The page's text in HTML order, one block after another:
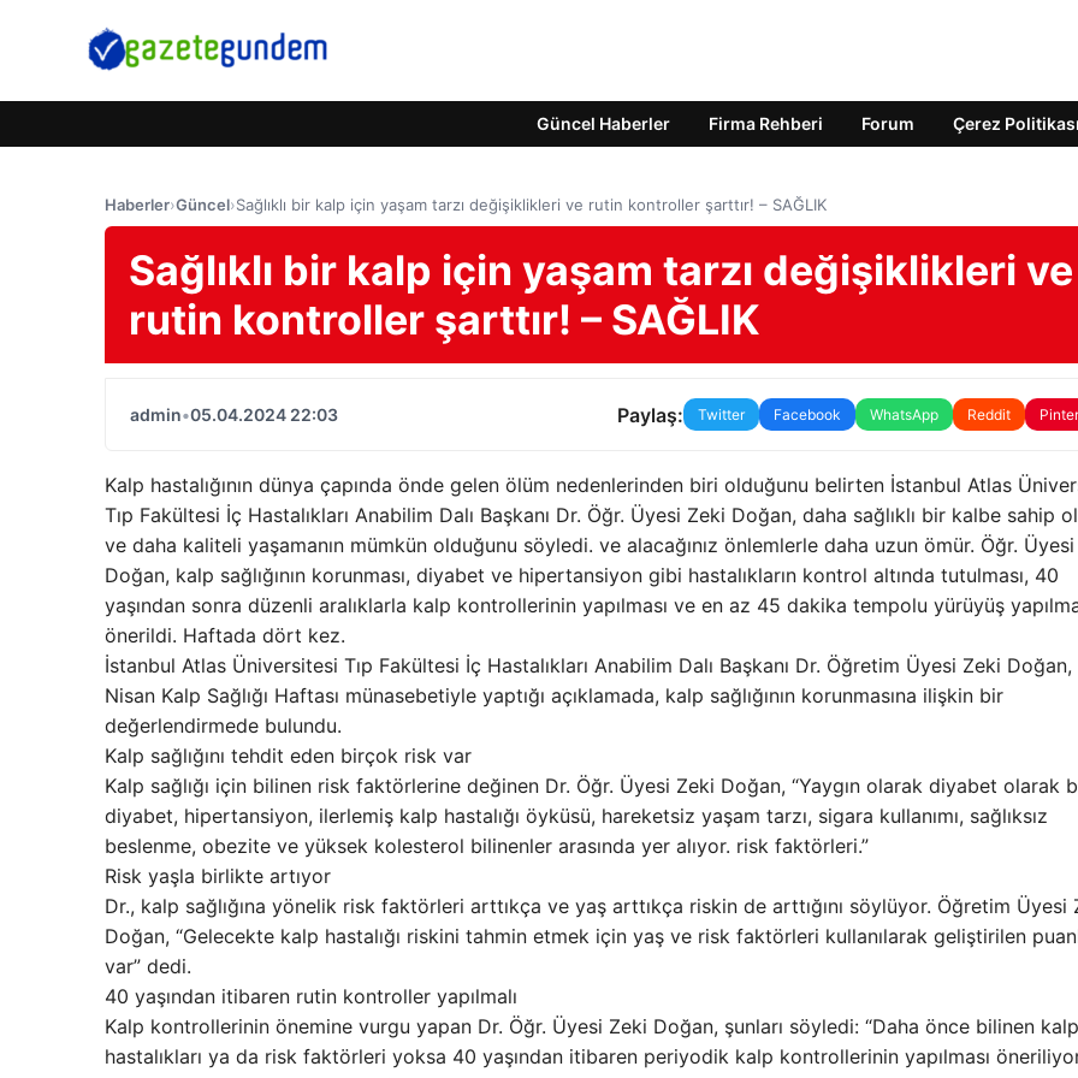
Güncel Haberler Firma Rehberi Forum Çerez Politikası
Haberler›Güncel›Sağlıklı bir kalp için yaşam tarzı değişiklikleri ve rutin kontroller şarttır! – SAĞLIK
Sağlıklı bir kalp için yaşam tarzı değişiklikleri ve
rutin kontroller şarttır! – SAĞLIK
admin•05.04.2024 22:03 Paylaş: Twitter Facebook WhatsApp Reddit
Kalp hastalığının dünya çapında önde gelen ölüm nedenlerinden biri olduğunu belirten İstanbul Atlas
Tıp Fakültesi İç Hastalıkları Anabilim Dalı Başkanı Dr. Öğr. Üyesi Zeki Doğan, daha sağlıklı bir kalbe sahip
ve daha kaliteli yaşamanın mümkün olduğunu söyledi. ve alacağınız önlemlerle daha uzun ömür. Öğr.
Doğan, kalp sağlığının korunması, diyabet ve hipertansiyon gibi hastalıkların kontrol altında tutulması, 40
yaşından sonra düzenli aralıklarla kalp kontrollerinin yapılması ve en az 45 dakika tempolu yürüyüş
önerildi. Haftada dört kez.
İstanbul Atlas Üniversitesi Tıp Fakültesi İç Hastalıkları Anabilim Dalı Başkanı Dr. Öğretim Üyesi Zeki
Nisan Kalp Sağlığı Haftası münasebetiyle yaptığı açıklamada, kalp sağlığının korunmasına ilişkin bir
değerlendirmede bulundu.
Kalp sağlığını tehdit eden birçok risk var
Kalp sağlığı için bilinen risk faktörlerine değinen Dr. Öğr. Üyesi Zeki Doğan, “Yaygın olarak diyabet olarak
diyabet, hipertansiyon, ilerlemiş kalp hastalığı öyküsü, hareketsiz yaşam tarzı, sigara kullanımı, sağlıksız
beslenme, obezite ve yüksek kolesterol bilinenler arasında yer alıyor. risk faktörleri.”
Risk yaşla birlikte artıyor
Dr., kalp sağlığına yönelik risk faktörleri arttıkça ve yaş arttıkça riskin de arttığını söylüyor. Öğretim Üyesi
Doğan, “Gelecekte kalp hastalığı riskini tahmin etmek için yaş ve risk faktörleri kullanılarak geliştirilen
var” dedi.
40 yaşından itibaren rutin kontroller yapılmalı
Kalp kontrollerinin önemine vurgu yapan Dr. Öğr. Üyesi Zeki Doğan, şunları söyledi: “Daha önce bilinen kalp
hastalıkları ya da risk faktörleri yoksa 40 yaşından itibaren periyodik kalp kontrollerinin yapılması